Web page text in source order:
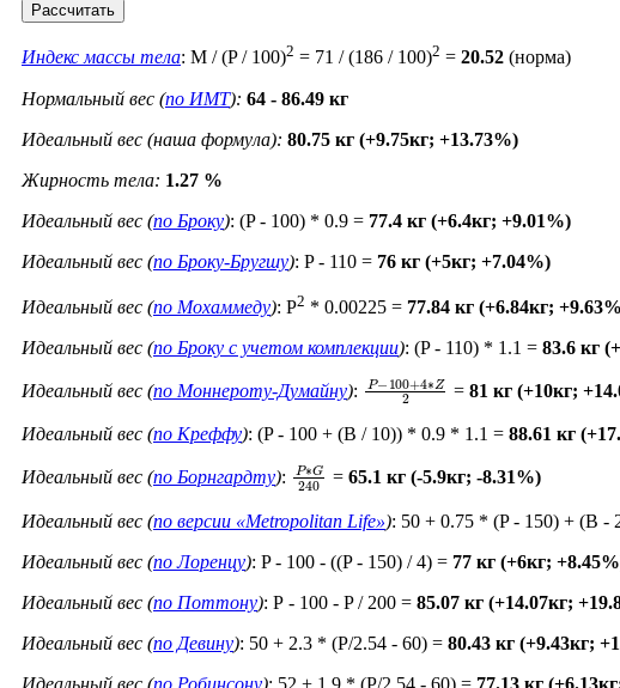
Рассчитать
Индекс массы тела: M / (P / 100)2 = 71 / (186 / 100)2 = 20.52 (норма)
Нормальный вес (по ИМТ): 64 - 86.49 кг
Идеальный вес (наша формула): 80.75 кг (+9.75кг; +13.73%)
Жирность тела: 1.27 %
Идеальный вес (по Броку): (P - 100) * 0.9 = 77.4 кг (+6.4кг; +9.01%)
Идеальный вес (по Броку-Бругшу): P - 110 = 76 кг (+5кг; +7.04%)
Идеальный вес (по Мохаммеду): P2 * 0.00225 = 77.84 кг (+6.84кг;
Идеальный вес (по Броку c учетом комплекции): (P - 110) * 1.1 = 83.6 кг
Идеальный вес (по Моннероту-Думайну): P− 100 +4∗ 2
=81 кг (+10кг;
Идеальный вес (по Креффу): (P - 100 + (B / 10)) * 0.9 * 1.1 = 88.61 кг
Идеальный вес (по Борнгардту): P∗G 240
=65.1 кг (-5.9кг; -8.31%)
Идеальный вес (по версии «Metropolitan Life»): 50 + 0.75 * (P - 150) + (B -
Идеальный вес (по Лоренцу): P - 100 - ((P - 150) / 4) = 77 кг (+6кг;
Идеальный вес (по Поттону): Р - 100 - P / 200 = 85.07 кг (+14.07кг;
Идеальный вес (по Девину): 50 + 2.3 * (P/2.54 - 60) = 80.43 кг (+9.43кг;